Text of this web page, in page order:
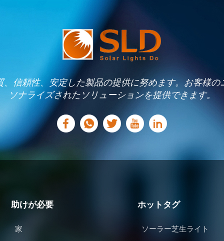
、信頼性、安定した製品の提供に努めます。お客様の
ソナライズされたソリューションを提供できます。
助けが必要
家
ホットタグ
ソーラー芝生ライト